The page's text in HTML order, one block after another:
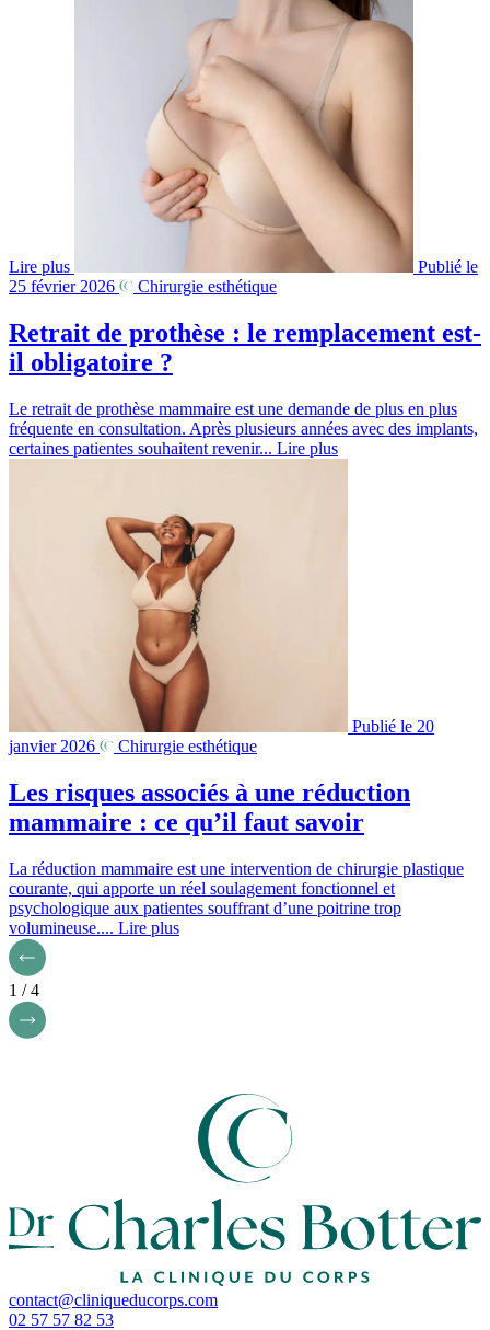
Lire plus
Publié le
25 février 2026
Chirurgie esthétique
Retrait de prothèse : le remplacement est-
il obligatoire ?
Le retrait de prothèse mammaire est une demande de plus en plus
fréquente en consultation. Après plusieurs années avec des implants,
certaines patientes souhaitent revenir... Lire plus
Publié le 20
janvier 2026
Chirurgie esthétique
Les risques associés à une réduction
mammaire : ce qu’il faut savoir
La réduction mammaire est une intervention de chirurgie plastique
courante, qui apporte un réel soulagement fonctionnel et
psychologique aux patientes souffrant d’une poitrine trop
volumineuse.... Lire plus
1 / 4
contact@cliniqueducorps.com
02 57 57 82 53